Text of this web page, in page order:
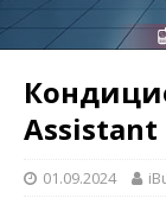
Assistant
01.09.2024